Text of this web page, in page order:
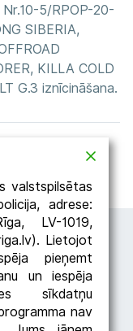
5/RPOP-20-
SIBERIA,
KILLA COLD
G.3 iznīcināšana.
valstspilsētas
adrese:
LV-1019,
Lietojot
pieņemt
un iespēja
sīkdatņu
nav